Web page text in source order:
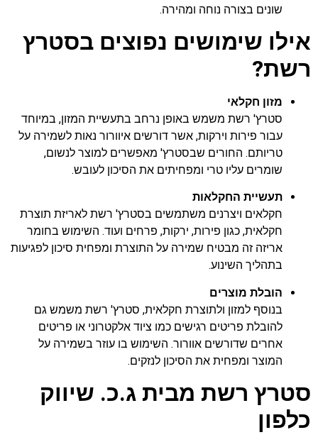
שונים בצורה נוחה ומהירה.
אילו שימושים נפוצים בסטרץ
רשת?
מזון חקלאי
סטרץ' רשת משמש באופן נרחב בתעשיית המזון, במיוחד
עבור פירות וירקות, אשר דורשים איוורור נאות לשמירה על
טריותם. החורים שבסטרץ' מאפשרים למוצר לנשום,
שומרים עליו טרי ומפחיתים את הסיכון לעובש.
תעשיית החקלאות
חקלאים ויצרנים משתמשים בסטרץ' רשת לאריזת תוצרת
חקלאית, כגון פירות, ירקות, פרחים ועוד. השימוש בחומר
אריזה זה מבטיח שמירה על התוצרת ומפחית סיכון לפגיעות
בתהליך השינוע.
הובלת מוצרים
בנוסף למזון ולתוצרת חקלאית, סטרץ' רשת משמש גם
להובלת פריטים רגישים כמו ציוד אלקטרוני או פריטים
אחרים שדורשים אוורור. השימוש בו עוזר בשמירה על
המוצר ומפחית את הסיכון לנזקים.
סטרץ רשת מבית ג.כ. שיווק
כלפון